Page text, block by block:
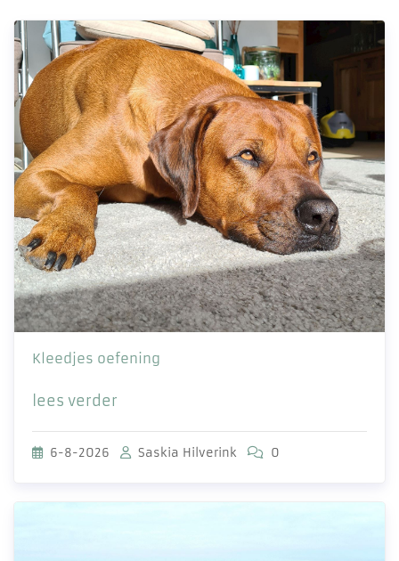
Kleedjes oefening
lees verder
6-8-2026 Saskia Hilverink 0